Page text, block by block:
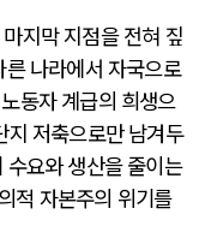
지막 지점을 전혀 짚
나라에서 자국으로
동자 계급의 희생으
지 저축으로만 남겨두
수요와 생산을 줄이는
적 자본주의 위기를